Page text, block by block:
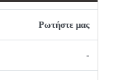
Ρωτήστε μας
-